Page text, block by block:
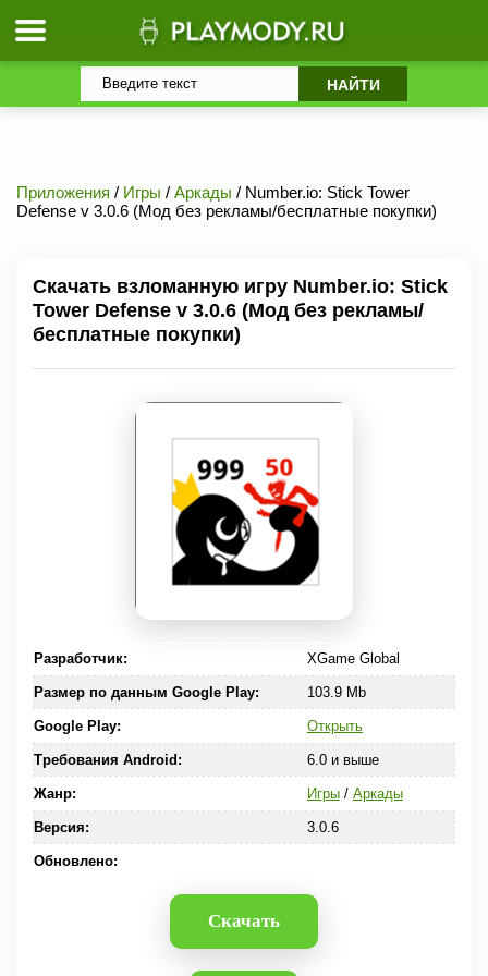
Приложения / Игры / Аркады / Number.io: Stick Tower
Defense v 3.0.6 (Мод без рекламы/бесплатные покупки)
Скачать взломанную игру Number.io: Stick
Tower Defense v 3.0.6 (Мод без рекламы/
бесплатные покупки)
Разработчик: XGame Global
Размер по данным Google Play: 103.9 Mb
Google Play: Открыть
Требования Android: 6.0 и выше
Жанр: Игры/ Аркады
Версия: 3.0.6
Обновлено:
Скачать